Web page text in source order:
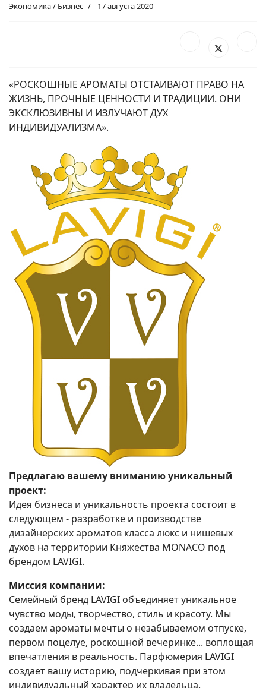
Экономика / Бизнес 17 августа 2020
«РОСКОШНЫЕ АРОМАТЫ ОТСТАИВАЮТ ПРАВО НА
ЖИЗНЬ, ПРОЧНЫЕ ЦЕННОСТИ И ТРАДИЦИИ. ОНИ
ЭКСКЛЮЗИВНЫ И ИЗЛУЧАЮТ ДУХ
ИНДИВИДУАЛИЗМА».
Предлагаю вашему вниманию уникальный
проект:
Идея бизнеса и уникальность проекта состоит в
следующем - разработке и производстве
дизайнерских ароматов класса люкс и нишевых
духов на территории Княжества MONACO под
брендом LAVIGI.
Миссия компании:
Семейный бренд LAVIGI объединяет уникальное
чувство моды, творчество, стиль и красоту. Мы
создаем ароматы мечты о незабываемом отпуске,
первом поцелуе, роскошной вечеринке... воплощая
впечатления в реальность. Парфюмерия LAVIGI
создает вашу историю, подчеркивая при этом
индивидуальный характер их владельца.